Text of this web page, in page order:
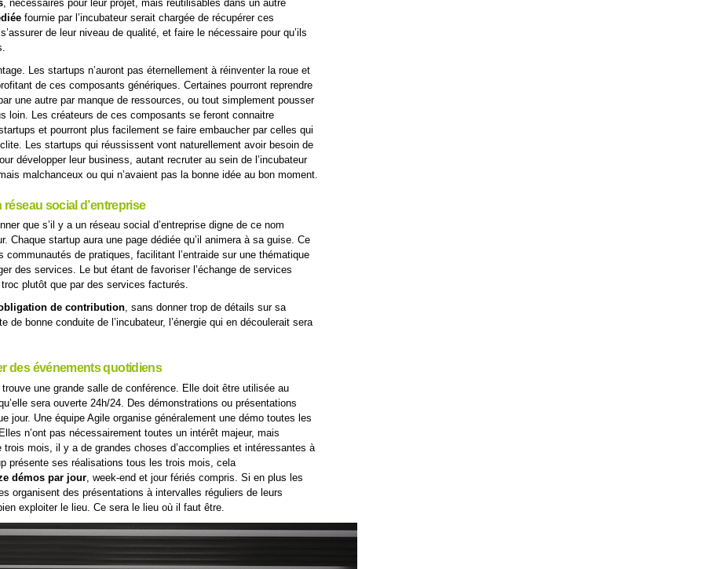
, nécessaires pour leur projet, mais réutilisables dans un autre
fournie par l’incubateur serait chargée de récupérer ces
de leur niveau de qualité, et faire le nécessaire pour qu’ils
Les startups n’auront pas éternellement à réinventer la roue et
de ces composants génériques. Certaines pourront reprendre
une autre par manque de ressources, ou tout simplement pousser
loin. Les créateurs de ces composants se feront connaitre
et pourront plus facilement se faire embaucher par celles qui
Les startups qui réussissent vont naturellement avoir besoin de
développer leur business, autant recruter au sein de l’incubateur
malchanceux ou qui n’avaient pas la bonne idée au bon moment.
réseau social d’entreprise
que s’il y a un réseau social d’entreprise digne de ce nom
Chaque startup aura une page dédiée qu’il animera à sa guise. Ce
communautés de pratiques, facilitant l’entraide sur une thématique
des services. Le but étant de favoriser l’échange de services
plutôt que par des services facturés.
de contribution, sans donner trop de détails sur sa
de bonne conduite de l’incubateur, l’énergie qui en découlerait sera
des événements quotidiens
une grande salle de conférence. Elle doit être utilisée au
sera ouverte 24h/24. Des démonstrations ou présentations
jour. Une équipe Agile organise généralement une démo toutes les
n’ont pas nécessairement toutes un intérêt majeur, mais
trois mois, il y a de grandes choses d’accomplies et intéressantes à
présente ses réalisations tous les trois mois, cela
démos par jour, week-end et jour fériés compris. Si en plus les
organisent des présentations à intervalles réguliers de leurs
exploiter le lieu. Ce sera le lieu où il faut être.